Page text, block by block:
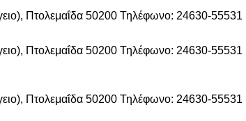
Πτολεμαΐδα 50200 Τηλέφωνο: 24630-55531
Πτολεμαΐδα 50200 Τηλέφωνο: 24630-55531
Πτολεμαΐδα 50200 Τηλέφωνο: 24630-55531